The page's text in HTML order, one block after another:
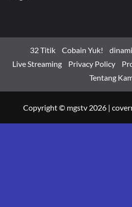
32 Titik Cobain Yuk!
Live Streaming
Privacy Policy
Tentang
Copyright © mgstv 2026 |